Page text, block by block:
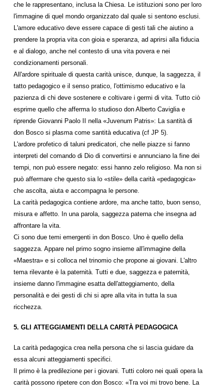
che le rappresentano, inclusa la Chiesa. Le istituzioni sono per loro
l'immagine di quel mondo organizzato dal quale si sentono esclusi.
L'amore educativo deve essere capace di gesti tali che aiutino a
prendere la propria vita con gioia e speranza, ad aprirsi alla fiducia
e al dialogo, anche nel contesto di una vita povera e nei
condizionamenti personali.
All'ardore spirituale di questa carità unisce, dunque, la saggezza, il
tatto pedagogico e il senso pratico, l'ottimismo educativo e la
pazienza di chi deve sostenere e coltivare i germi di vita. Tutto ciò
esprime quello che afferma lo studioso don Alberto Caviglia e
riprende Giovanni Paolo II nella «Juvenum Patris»: La santità di
don Bosco si plasma come santità educativa (cf JP 5).
L'ardore profetico di taluni predicatori, che nelle piazze si fanno
interpreti del comando di Dio di convertirsi e annunciano la fine dei
tempi, non può essere negato: essi hanno zelo religioso. Ma non si
può affermare che questo sia lo «stile» della carità «pedagogica»
che ascolta, aiuta e accompagna le persone.
La carità pedagogica contiene ardore, ma anche tatto, buon senso,
misura e affetto. In una parola, saggezza paterna che insegna ad
affrontare la vita.
Ci sono due temi emergenti in don Bosco. Uno è quello della
saggezza. Appare nel primo sogno insieme all'immagine della
«Maestra» e si colloca nel trinomio che propone ai giovani. L'altro
tema rilevante è la paternità. Tutti e due, saggezza e paternità,
insieme danno l'immagine esatta dell'atteggiamento, della
personalità e dei gesti di chi si apre alla vita in tutta la sua
ricchezza.
5. GLI ATTEGGIAMENTI DELLA CARITÀ PEDAGOGICA
La carità pedagogica crea nella persona che si lascia guidare da
essa alcuni atteggiamenti specifici.
Il primo è la predilezione per i giovani. Tutti coloro nei quali opera la
carità possono ripetere con don Bosco: «Tra voi mi trovo bene. La